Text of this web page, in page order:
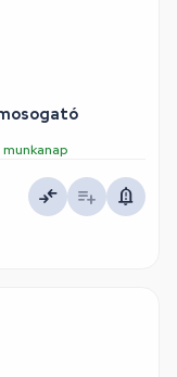
DWS684 mosogató